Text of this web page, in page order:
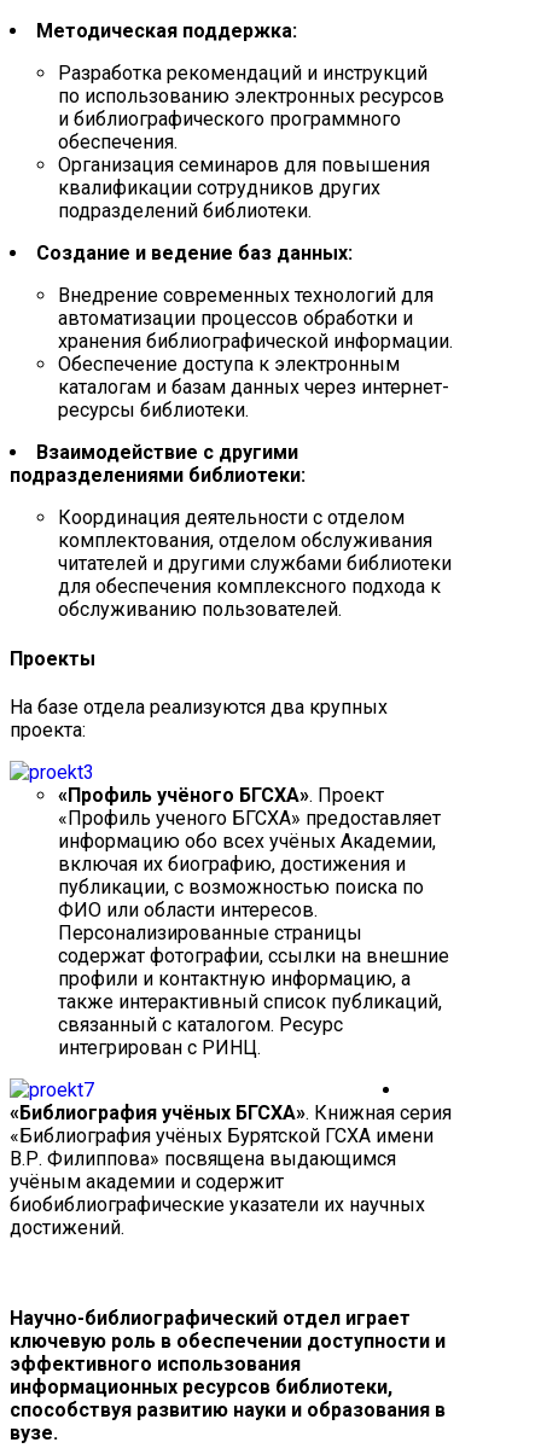
Методическая поддержка:
Разработка рекомендаций и инструкций
по использованию электронных ресурсов
и библиографического программного
обеспечения.
Организация семинаров для повышения
квалификации сотрудников других
подразделений библиотеки.
Создание и ведение баз данных:
Внедрение современных технологий для
автоматизации процессов обработки и
хранения библиографической информации.
Обеспечение доступа к электронным
каталогам и базам данных через интернет-
ресурсы библиотеки.
Взаимодействие с другими
подразделениями библиотеки:
Координация деятельности с отделом
комплектования, отделом обслуживания
читателей и другими службами библиотеки
для обеспечения комплексного подхода к
обслуживанию пользователей.
Проекты
На базе отдела реализуются два крупных
проекта:
«Профиль учёного БГСХА». Проект
«Профиль ученого БГСХА» предоставляет
информацию обо всех учёных Академии,
включая их биографию, достижения и
публикации, с возможностью поиска по
ФИО или области интересов.
Персонализированные страницы
содержат фотографии, ссылки на внешние
профили и контактную информацию, а
также интерактивный список публикаций,
связанный с каталогом. Ресурс
интегрирован с РИНЦ.
«Библиография учёных БГСХА». Книжная серия
«Библиография учёных Бурятской ГСХА имени
В.Р. Филиппова» посвящена выдающимся
учёным академии и содержит
биобиблиографические указатели их научных
достижений.
Научно-библиографический отдел играет
ключевую роль в обеспечении доступности и
эффективного использования
информационных ресурсов библиотеки,
способствуя развитию науки и образования в
вузе.